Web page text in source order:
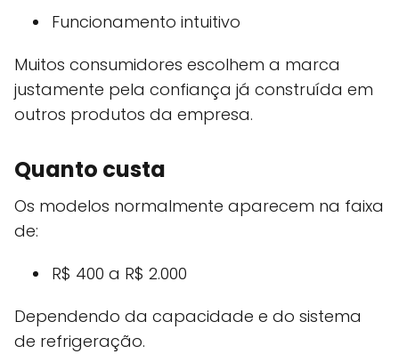
Funcionamento intuitivo
Muitos consumidores escolhem a marca
justamente pela confiança já construída em
outros produtos da empresa.
Quanto custa
Os modelos normalmente aparecem na faixa
de:
R$ 400 a R$ 2.000
Dependendo da capacidade e do sistema
de refrigeração.